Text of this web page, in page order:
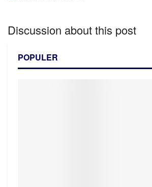
Discussion about this post
POPULER